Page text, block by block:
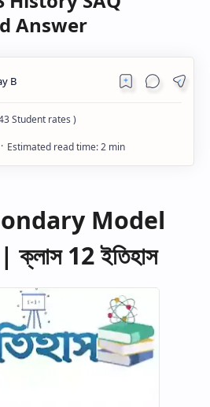
Answer
Student rates )
Model
12 ইতিহাস